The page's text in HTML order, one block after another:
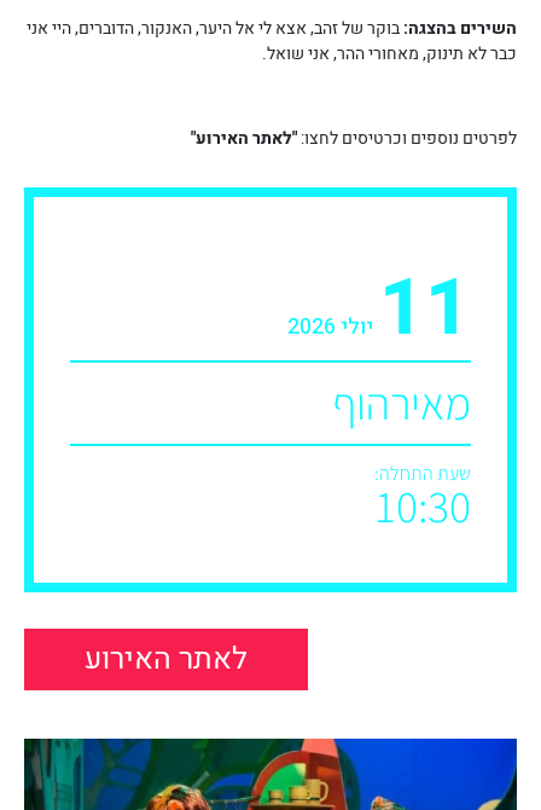
השירים בהצגה:בוקר של זהב, אצא לי אל היער, האנקור, הדוברים, היי אני
כבר לא תינוק, מאחורי ההר, אני שואל.
לפרטים נוספים וכרטיסים לחצו:"לאתר האירוע"
11 יולי 2026
מאירהוף
שעת התחלה:
10:30
לאתר האירוע